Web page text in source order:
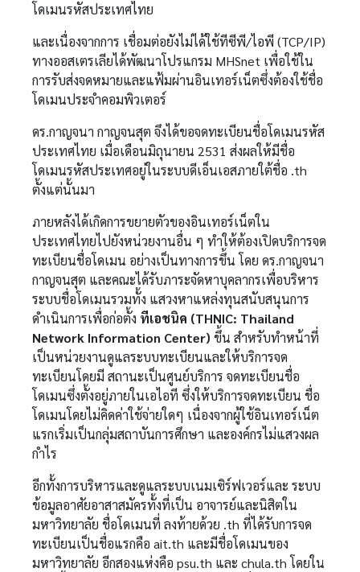
โดเมนรหัสประเทศไทย
และเนื่องจากการ เชื่อมต่อยังไม่ได้ใช้ทีซีพี/ไอพี (TCP/IP)
ทางออสเตรเลียได้พัฒนาโปรแกรม MHSnet เพื่อใช้ใน
การรับส่งจดหมายและแฟ้มผ่านอินเทอร์เน็ตซึ่งต้องใช้ชื่อ
โดเมนประจำคอมพิวเตอร์
ดร.กาญจนา กาญจนสุต จึงได้ขอจดทะเบียนชื่อโดเมนรหัส
ประเทศไทย เมื่อเดือนมิถุนายน 2531 ส่งผลให้มีชื่อ
โดเมนรหัสประเทศอยู่ในระบบดีเอ็นเอสภายใต้ชื่อ .th
ตั้งแต่นั้นมา
ภายหลังได้เกิดการขยายตัวของอินเทอร์เน็ตใน
ประเทศไทยไปยังหน่วยงานอื่น ๆ ทำให้ต้องเปิดบริการจด
ทะเบียนชื่อโดเมน อย่างเป็นทางการขึ้น โดย ดร.กาญจนา
กาญจนสุต และคณะได้รับภาระจัดหาบุคลากรเพื่อบริหาร
ระบบชื่อโดเมนรวมทั้ง แสวงหาแหล่งทุนสนับสนุนการ
ดำเนินการเพื่อก่อตั้ง ทีเอชนิค (THNIC: Thailand
Network Information Center) ขึ้น สำหรับทำหน้าที่
เป็นหน่วยงานดูแลระบบทะเบียนและให้บริการจด
ทะเบียนโดยมี สถานะเป็นศูนย์บริการ จดทะเบียนชื่อ
โดเมนซึ่งตั้งอยู่ภายในเอไอที ซึ่งให้บริการจดทะเบียน ชื่อ
โดเมนโดยไม่คิดค่าใช้จ่ายใดๆ เนื่องจากผู้ใช้อินเทอร์เน็ต
แรกเริ่มเป็นกลุ่มสถาบันการศึกษา และองค์กรไม่แสวงผล
กำไร
อีกทั้งการบริหารและดูแลระบบเนมเซิร์ฟเวอร์และ ระบบ
ข้อมูลอาศัยอาสาสมัครทั้งที่เป็น อาจารย์และนิสิตใน
มหาวิทยาลัย ชื่อโดเมนที่ ลงท้ายด้วย .th ที่ได้รับการจด
ทะเบียนเป็นชื่อแรกคือ ait.th และมีชื่อโดเมนของ
มหาวิทยาลัย อีกสองแห่งคือ psu.th และ chula.th โดยใน